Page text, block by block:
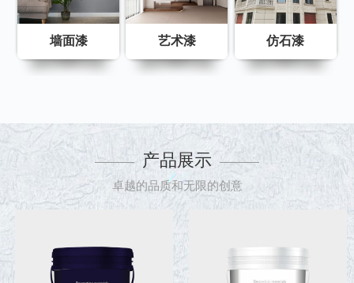
墙面漆 艺术漆 仿石漆
产品展示
卓越的品质和无限的创意